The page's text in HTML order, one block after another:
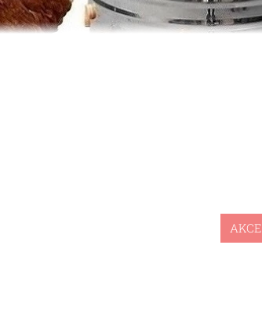
AKCE